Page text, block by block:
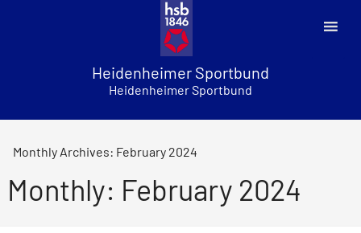
Heidenheimer Sportbund
Heidenheimer Sportbund
Monthly Archives: February 2024
Monthly: February 2024